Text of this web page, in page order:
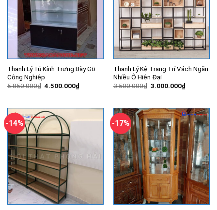
Thanh Lý Tủ Kính Trưng Bày Gỗ
Công Nghiệp
5.850.000₫ Giá
4.500.000₫Giá
hiện
4.500.000₫.
Thanh Lý Kệ Trang Trí Vách Ngăn
Nhiều Ô Hiện Đại
3.500.000₫ Giá
3.000.000₫Giá
hiện
-14% -17%